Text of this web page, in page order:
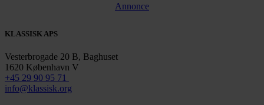
Annonce
KLASSISK APS
Vesterbrogade 20 B, Baghuset
1620 København V
+45 29 90 95 71
info@klassisk.org